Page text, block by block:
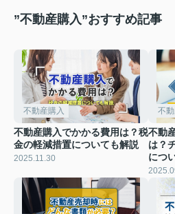
”不動産購入”おすすめ記事
不動産購入
不動産購入でかかる費用は？税
金の軽減措置についても解説
2025.11.30
不
不動
は？
につ